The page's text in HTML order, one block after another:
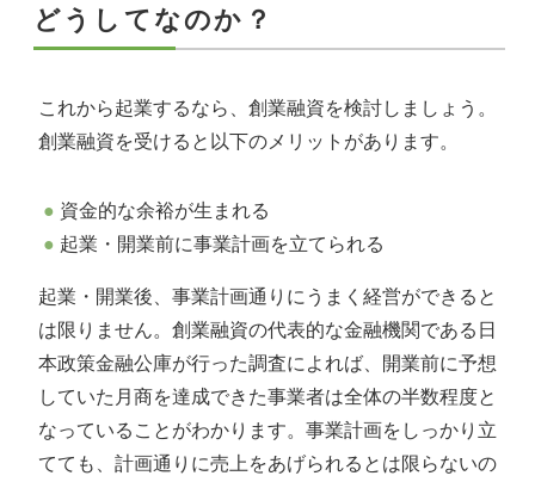
どうしてなのか？
これから起業するなら、創業融資を検討しましょう。
創業融資を受けると以下のメリットがあります。
資金的な余裕が生まれる
起業・開業前に事業計画を立てられる
起業・開業後、事業計画通りにうまく経営ができると
は限りません。創業融資の代表的な金融機関である日
本政策金融公庫が行った調査によれば、開業前に予想
していた月商を達成できた事業者は全体の半数程度と
なっていることがわかります。事業計画をしっかり立
てても、計画通りに売上をあげられるとは限らないの